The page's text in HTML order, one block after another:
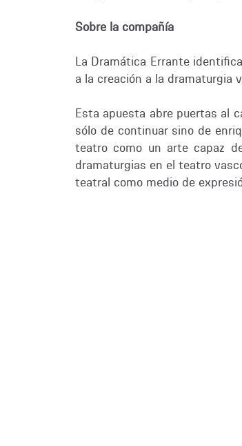
Sobre la compañía
La Dramática Errante
a la creación a la dramaturgia
Esta apuesta abre puertas al
sólo de continuar sino de
teatro como un arte capaz
dramaturgias en el teatro
teatral como medio de